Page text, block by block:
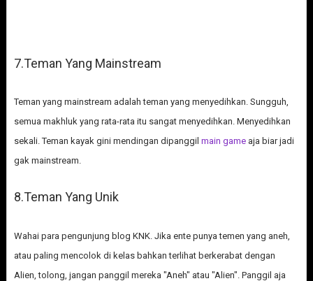
7.Teman Yang Mainstream
Teman yang mainstream adalah teman yang menyedihkan. Sungguh,
semua makhluk yang rata-rata itu sangat menyedihkan. Menyedihkan
sekali. Teman kayak gini mendingan dipanggil main gameaja biar jadi
gak mainstream.
8.Teman Yang Unik
Wahai para pengunjung blog KNK. Jika ente punya temen yang aneh,
atau paling mencolok di kelas bahkan terlihat berkerabat dengan
Alien, tolong, jangan panggil mereka "Aneh" atau "Alien". Panggil aja